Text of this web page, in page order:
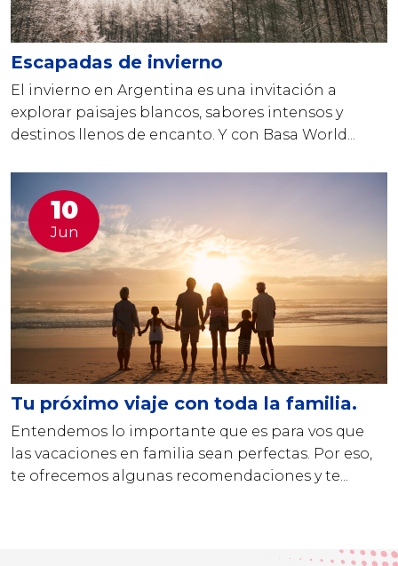
Escapadas de invierno
El invierno en Argentina es una invitación a
explorar paisajes blancos, sabores intensos y
destinos llenos de encanto. Y con Basa World...
10
Jun
Tu próximo viaje con toda la familia.
Entendemos lo importante que es para vos que
las vacaciones en familia sean perfectas. Por eso,
te ofrecemos algunas recomendaciones y te...